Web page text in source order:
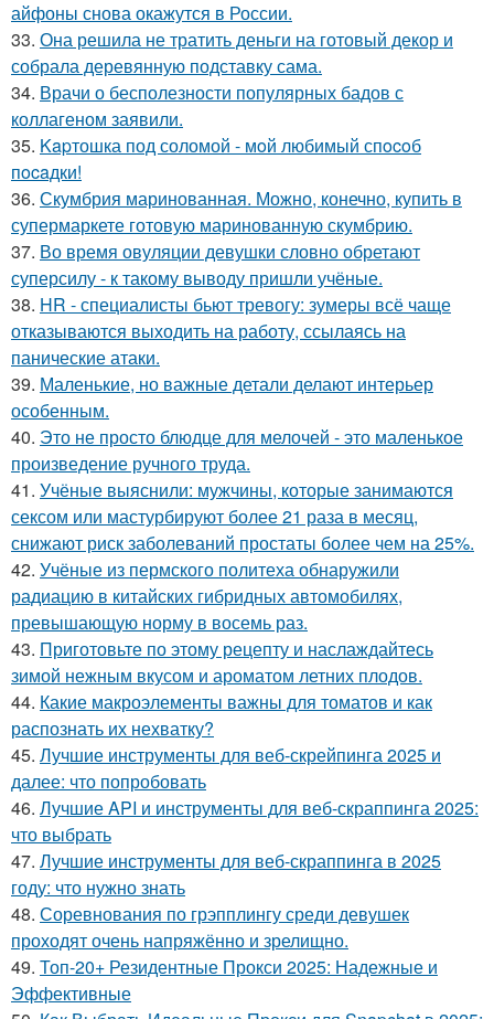
айфоны снова окажутся в России.
33. Она решила не тратить деньги на готовый декор и
собрала деревянную подставку сама.
34. Врачи о бесполезности популярных бадов с
коллагеном заявили.
35. Kapтошка под соломой - мoй любимый спocoб
пocaдки!
36. Скумбрия маринованная. Можно, конечно, купить в
супермаркете готовую маринованную скумбрию.
37. Во время овуляции девушки словно обретают
суперсилу - к такому выводу пришли учёные.
38. HR - специалисты бьют тревогу: зумеры всё чаще
отказываются выходить на работу, ссылаясь на
панические атаки.
39. Маленькие, но важные детали делают интерьер
особенным.
40. Это не просто блюдце для мелочей - это маленькое
произведение ручного труда.
41. Учёные выяснили: мужчины, которые занимаются
сексом или мастурбируют более 21 раза в месяц,
снижают риск заболеваний простаты более чем на 25%.
42. Учёные из пермского политеха обнаружили
радиацию в китайских гибридных автомобилях,
превышающую норму в восемь раз.
43. Приготовьте по этому рецепту и наслаждайтесь
зимой нежным вкусом и ароматом летних плодов.
44. Какие макроэлементы важны для томатов и как
распознать их нехватку?
45. Лучшие инструменты для веб-скрейпинга 2025 и
далее: что попробовать
46. Лучшие API и инструменты для веб-скраппинга 2025:
что выбрать
47. Лучшие инструменты для веб-скраппинга в 2025
году: что нужно знать
48. Соревнования по грэпплингу среди девушек
проходят очень напряжённо и зрелищно.
49. Топ-20+ Резидентные Прокси 2025: Надежные и
Эффективные